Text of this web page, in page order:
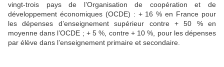
vingt-trois pays de l’Organisation de coopération et de
développement économiques (OCDE) : + 16 % en France pour
les dépenses d’enseignement supérieur contre + 50 % en
moyenne dans l’OCDE ; + 5 %, contre + 10 %, pour les dépenses
par élève dans l’enseignement primaire et secondaire.